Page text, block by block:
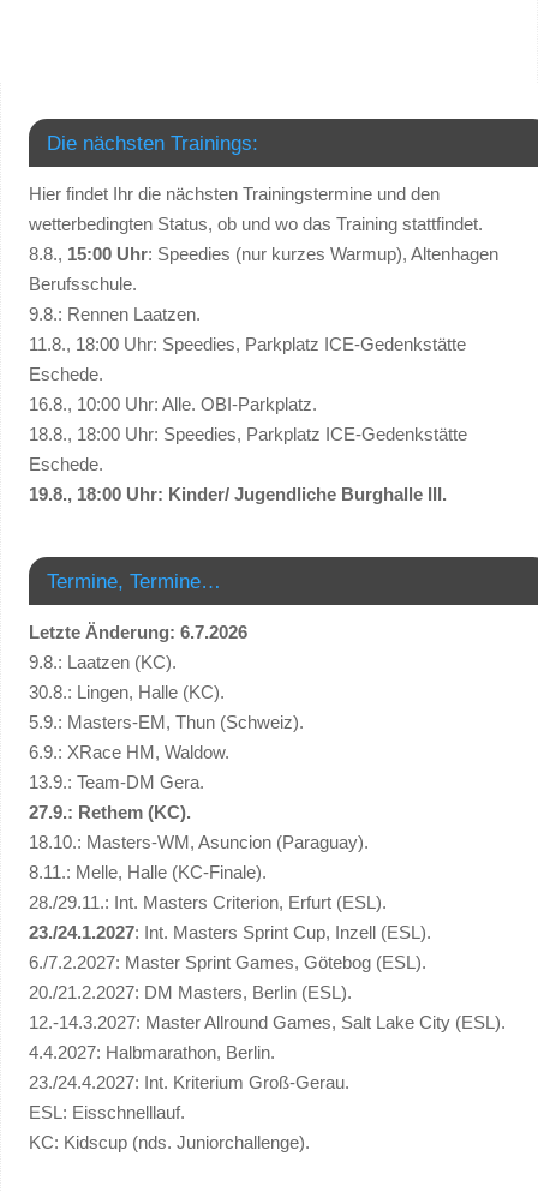
Die nächsten Trainings:
Hier findet Ihr die nächsten Trainingstermine und den
wetterbedingten Status, ob und wo das Training stattfindet.
8.8., 15:00 Uhr: Speedies (nur kurzes Warmup), Altenhagen
Berufsschule.
9.8.: Rennen Laatzen.
11.8., 18:00 Uhr: Speedies, Parkplatz ICE-Gedenkstätte
Eschede.
16.8., 10:00 Uhr: Alle. OBI-Parkplatz.
18.8., 18:00 Uhr: Speedies, Parkplatz ICE-Gedenkstätte
Eschede.
19.8., 18:00 Uhr: Kinder/ Jugendliche Burghalle III.
Termine, Termine…
Letzte Änderung: 6.7.2026
9.8.: Laatzen (KC).
30.8.: Lingen, Halle (KC).
5.9.: Masters-EM, Thun (Schweiz).
6.9.: XRace HM, Waldow.
13.9.: Team-DM Gera.
27.9.: Rethem (KC).
18.10.: Masters-WM, Asuncion (Paraguay).
8.11.: Melle, Halle (KC-Finale).
28./29.11.: Int. Masters Criterion, Erfurt (ESL).
23./24.1.2027: Int. Masters Sprint Cup, Inzell (ESL).
6./7.2.2027: Master Sprint Games, Götebog (ESL).
20./21.2.2027: DM Masters, Berlin (ESL).
12.-14.3.2027: Master Allround Games, Salt Lake City (ESL).
4.4.2027: Halbmarathon, Berlin.
23./24.4.2027: Int. Kriterium Groß-Gerau.
ESL: Eisschnelllauf.
KC: Kidscup (nds. Juniorchallenge).